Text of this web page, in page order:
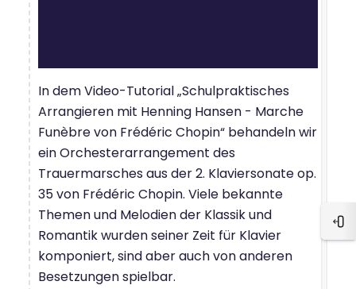
In dem Video-Tutorial „Schulpraktisches
Arrangieren mit Henning Hansen - Marche
Funèbre von Frédéric Chopin“ behandeln wir
ein Orchesterarrangement des
Trauermarsches aus der 2. Klaviersonate op.
35 von Frédéric Chopin. Viele bekannte
Themen und Melodien der Klassik und
Romantik wurden seiner Zeit für Klavier
komponiert, sind aber auch von anderen
Besetzungen spielbar.